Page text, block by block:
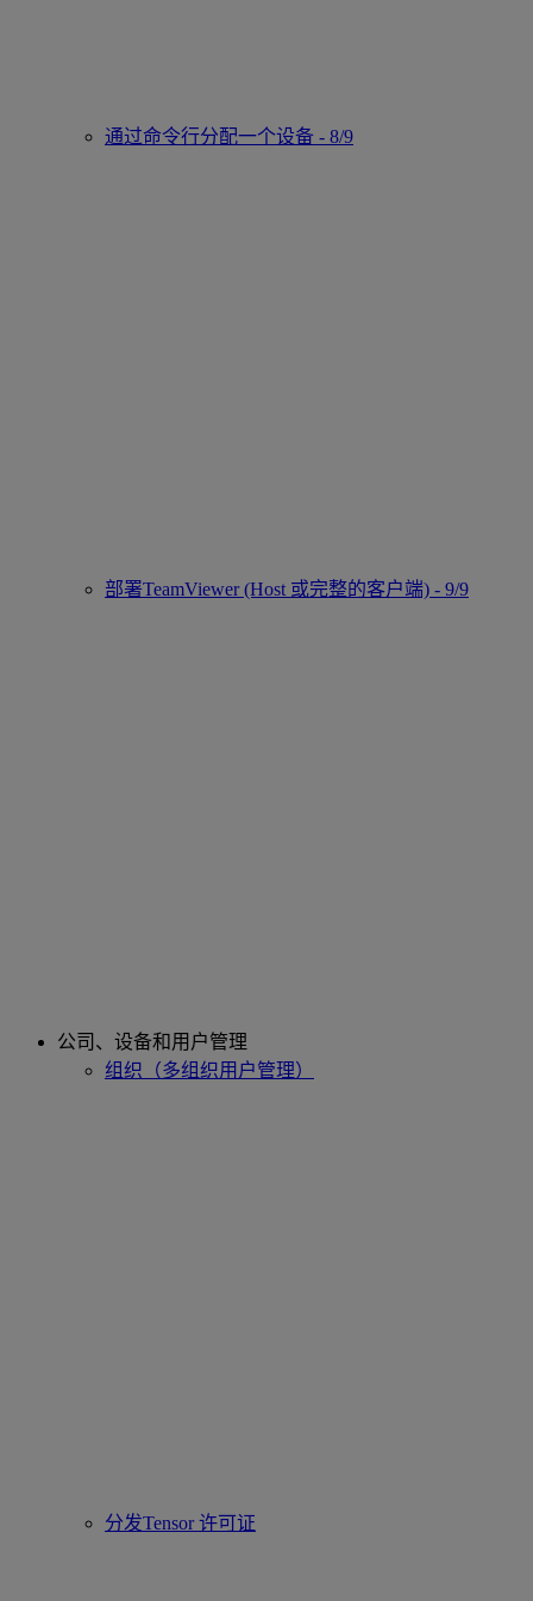
通过命令行分配一个设备 - 8/9
部署TeamViewer (Host 或完整的客户端) - 9/9
公司、设备和用户管理
组织（多组织用户管理）
分发Tensor 许可证